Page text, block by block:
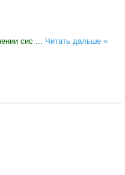
сис ... Читать дальше »